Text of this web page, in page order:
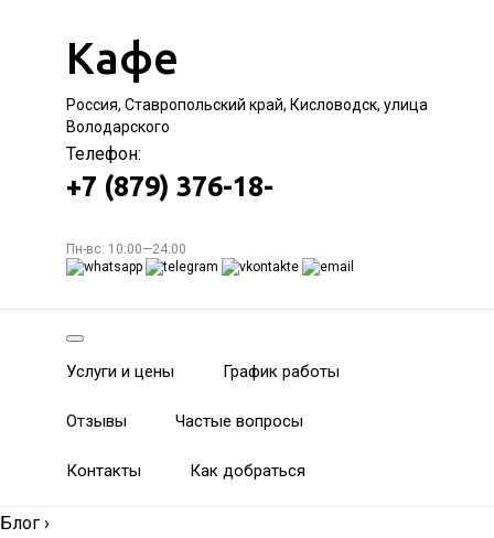
Кафе
Россия, Ставропольский край, Кисловодск, улица
Володарского
Телефон:
+7 (879) 376-18-
Пн-вс: 10:00—24:00
Услуги и цены График работы
Отзывы Частые вопросы
Контакты Как добраться
Блог ›